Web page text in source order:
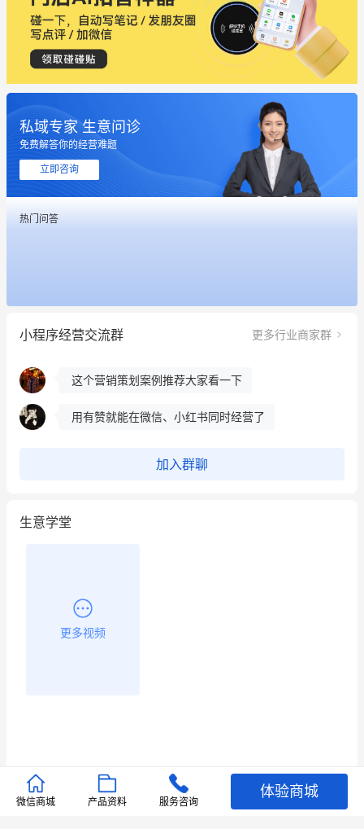
私域专家 生意问诊
免费解答你的经营难题
立即咨询
热门问答
小程序经营交流群 更多行业商家群
这个营销策划案例推荐大家看一下
昨晚的直播课程太好啦❤️
冰墩墩货源充足需要的联系我
这个营销策划案例推荐大家看一下
用有赞就能在微信、小红书同时经营了
加入群聊
生意学堂
更多视频
推荐文章
微信商城 产品资料 服务咨询
体验商城